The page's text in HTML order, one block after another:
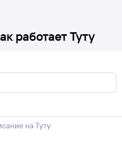
работает Туту